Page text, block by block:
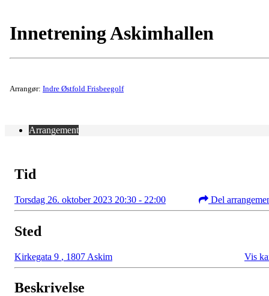
Innetrening Askimhallen
Arrangør: Indre Østfold Frisbeegolf
Arrangement
Tid
Torsdag 26. oktober 2023 20:30 - 22:00 Del
Sted
Kirkegata 9 , 1807 Askim Vis
Beskrivelse